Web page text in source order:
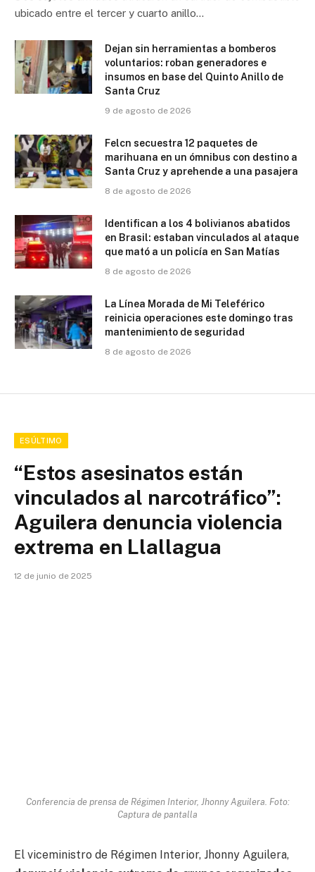
ubicado entre el tercer y cuarto anillo…
Dejan sin herramientas a bomberos
voluntarios: roban generadores e
insumos en base del Quinto Anillo de
Santa Cruz
9 de agosto de 2026
Felcn secuestra 12 paquetes de
marihuana en un ómnibus con destino a
Santa Cruz y aprehende a una pasajera
8 de agosto de 2026
Identifican a los 4 bolivianos abatidos
en Brasil: estaban vinculados al ataque
que mató a un policía en San Matías
8 de agosto de 2026
La Línea Morada de Mi Teleférico
reinicia operaciones este domingo tras
mantenimiento de seguridad
8 de agosto de 2026
ESÚLTIMO
“Estos asesinatos están
vinculados al narcotráfico”:
Aguilera denuncia violencia
extrema en Llallagua
12 de junio de 2025
Conferencia de prensa de Régimen Interior, Jhonny Aguilera. Foto:
Captura de pantalla
El viceministro de Régimen Interior, Jhonny Aguilera,